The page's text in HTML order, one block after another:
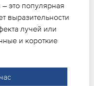
это популярная
выразительности
лучей или
и короткие